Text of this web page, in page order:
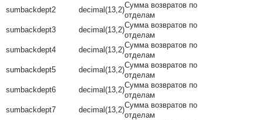
sumbackdept2
decimal(13,2)
Сумма возвратов по
отделам
sumbackdept3
decimal(13,2)
Сумма возвратов по
отделам
sumbackdept4
decimal(13,2)
Сумма возвратов по
отделам
sumbackdept5
decimal(13,2)
Сумма возвратов по
отделам
sumbackdept6
decimal(13,2)
Сумма возвратов по
отделам
sumbackdept7
decimal(13,2)
Сумма возвратов по
отделам